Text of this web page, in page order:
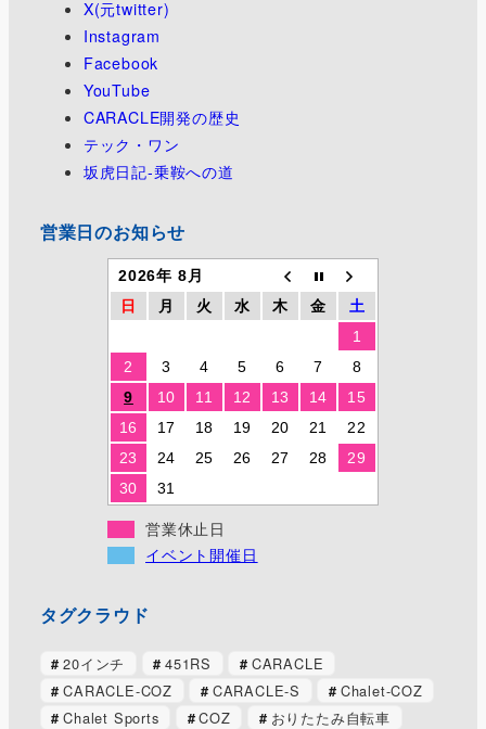
X(元twitter)
Instagram
Facebook
YouTube
CARACLE開発の歴史
テック・ワン
坂虎日記-乗鞍への道
営業日のお知らせ
2026年 8月
日
月 火 水 木 金
土
1
2
3 4 5 6 7
8
9
10 11 12 13 14
15
16
17 18 19 20 21
22
23
24 25 26 27 28
29
30
31
営業休止日
イベント開催日
タグクラウド
20インチ 451RS
CARACLE
CARACLE-COZ
CARACLE-S
Chalet-COZ
Chalet Sports
COZ
おりたたみ自転車